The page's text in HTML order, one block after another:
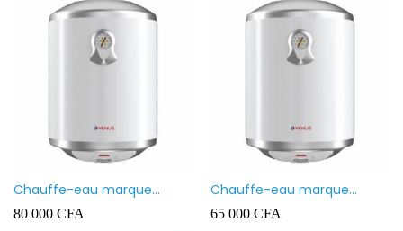
Chauffe-eau marque
VENUS 80L
80 000 CFA
Chauffe-eau marque
VENUS 50L
65 000 CFA